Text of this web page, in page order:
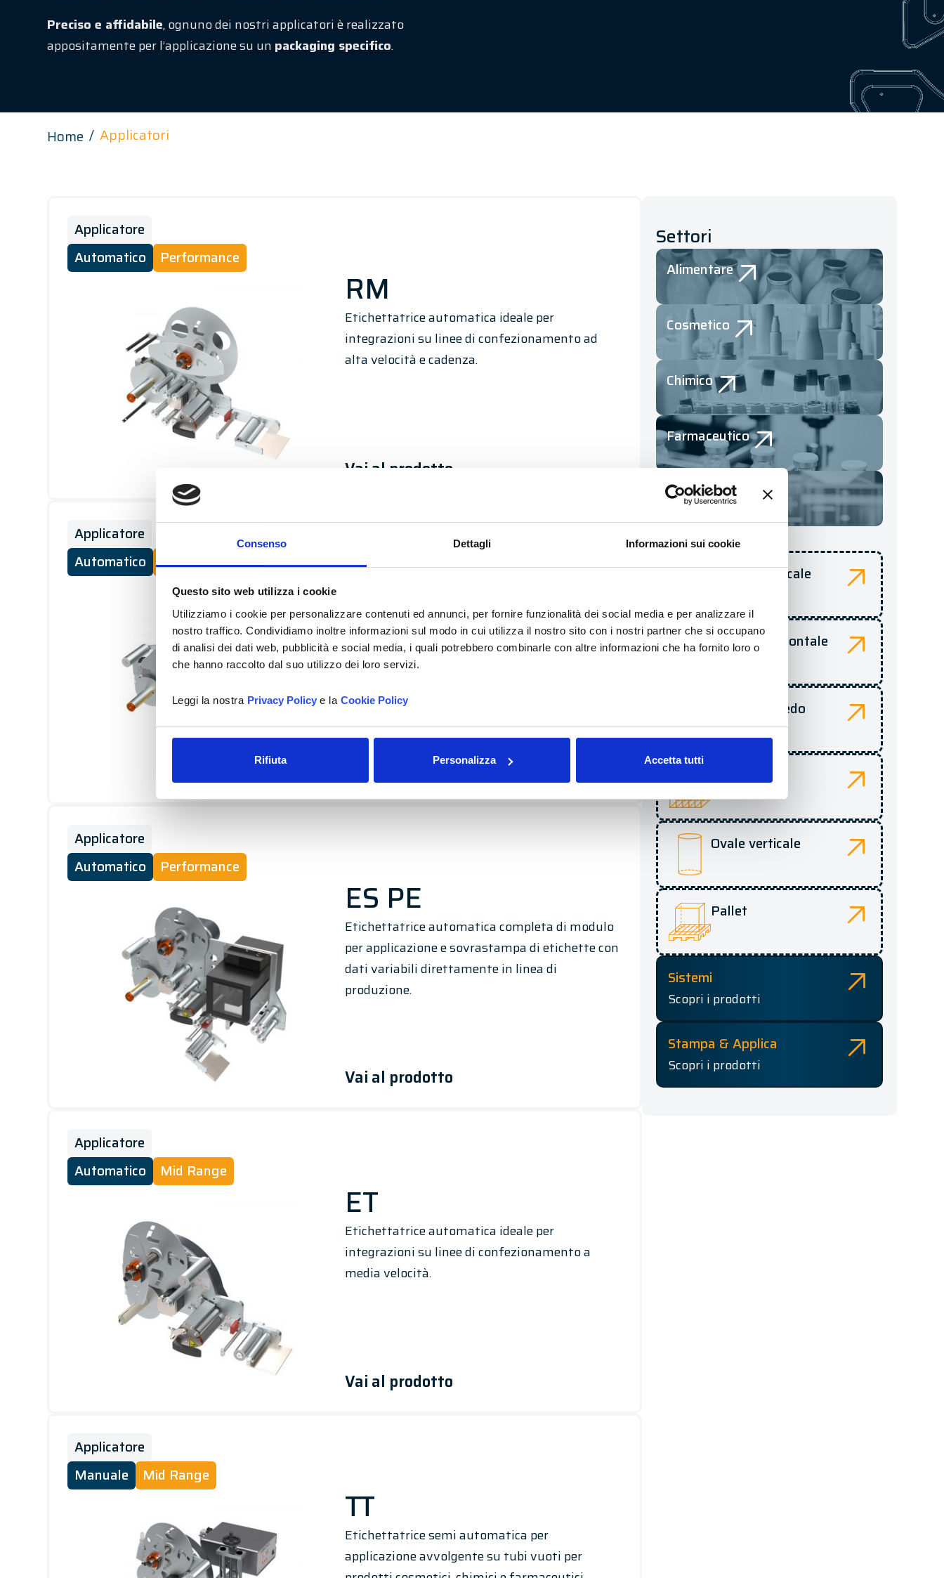
Consenso Dettagli Informazioni sui cookie
Questo sito web utilizza i cookie
Utilizziamo i cookie per personalizzare contenuti ed annunci, per fornire funzionalità dei social media e per analizzare il
nostro traffico. Condividiamo inoltre informazioni sul modo in cui utilizza il nostro sito con i nostri partner che si occupano
di analisi dei dati web, pubblicità e social media, i quali potrebbero combinarle con altre informazioni che ha fornito loro o
che hanno raccolto dal suo utilizzo dei loro servizi.
Leggi la nostra Privacy Policye la Cookie Policy
Rifiuta Personalizza Accetta tutti
Preciso e affidabile, ognuno dei nostri applicatori è realizzato
appositamente per l’applicazione su un packaging specifico.
Home Applicatori
Applicatore
Automatico
Performance
RM
Etichettatrice automatica ideale per
integrazioni su linee di confezionamento ad
alta velocità e cadenza.
Vai al prodotto
Applicatore
Automatico
Performance
Etichettatrice automatica ideale per
integrazioni su linee di confezionamento a
media e alta velocità.
Applicatore
Automatico
Performance
ES PE
Etichettatrice automatica completa di modulo
per applicazione e sovrastampa di etichette con
dati variabili direttamente in linea di
produzione.
Vai al prodotto
Applicatore
Automatico
Mid Range
ET
Etichettatrice automatica ideale per
integrazioni su linee di confezionamento a
media velocità.
Vai al prodotto
Applicatore
Manuale
Mid Range
TT
Etichettatrice semi automatica per
applicazione avvolgente su tubi vuoti per
Settori
Alimentare
Cosmetico
Chimico
Farmaceutico
Manifatturiero
Confezioni
Cilindro verticale
Cilindro orizzontale
Parallelepipedo
Ovale verticale
Pallet
Sistemi
Scopri i prodotti
Stampa & Applica
Scopri i prodotti